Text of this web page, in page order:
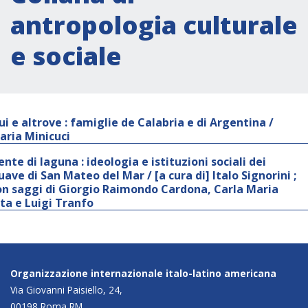
antropologia culturale
e sociale
e altrove : famiglie de Calabria e di Argentina /
Minicuci
di laguna : ideologia e istituzioni sociali dei
di San Mateo del Mar / [a cura di] Italo Signorini ;
saggi di Giorgio Raimondo Cardona, Carla Maria
e Luigi Tranfo
Organizzazione internazionale italo-latino americana
Via Giovanni Paisiello, 24,